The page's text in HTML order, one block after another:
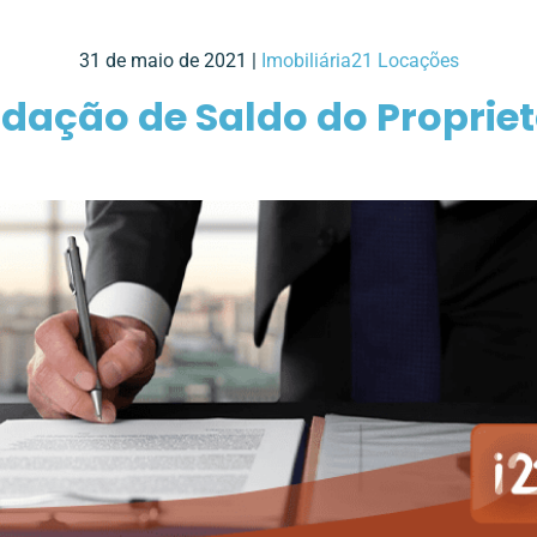
31 de maio de 2021 | Imobiliária21 Locações
de Saldo do